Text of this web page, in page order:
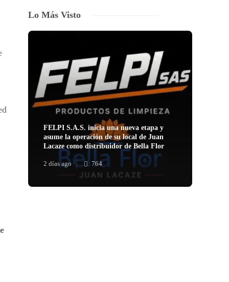
Lo Más Visto
FELPI S.A.S. inicia una nueva etapa y
asume la operación de su local de Juan
Lacaze como distribuidor de Bella Flor
2 días ago 764